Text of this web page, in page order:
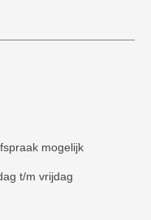
mogelijk
t/m vrijdag